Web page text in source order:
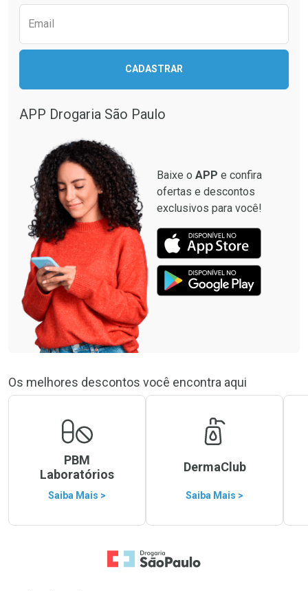
Email
CADASTRAR
APP Drogaria São Paulo
Baixe o APP e confira
ofertas e descontos
exclusivos para você!
Os melhores descontos você encontra aqui
PBM
Laboratórios
Saiba Mais >
DermaClub
Saiba Mais >
Ir para a Home